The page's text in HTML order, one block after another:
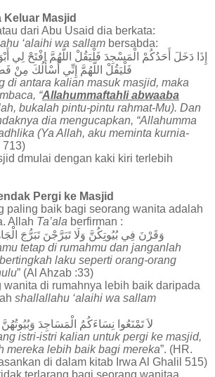
Keluar Masjid
dari Abu Usaid dia berkata:
‘alaihi wa sallam bersabda:
إِذَا دَخَلَ أَحَدُكُمْ الْمَسْجِدَ فَلْيَقُلْ اللَّهُمَّ افْتَحْ لِي
فَلْيَقُلْ اللَّهُمَّ إِنِّي أَسْأَلُكَ مِنْ
di antara kalian masuk masjid, maka
“Allahummaftahli abwaaba
bukalah pintu-pintu rahmat-Mu). Dan
dia mengucapkan, “Allahumma
(Ya Allah, aku meminta kurnia-
dmulai dengan kaki kiri terlebih
Pergi ke Masjid
paling baik bagi seorang wanita adalah
Allah Ta’ala berfirman :
وَقَرْنَ فِي بُيُوتِكُنَّ وَلَا تَبَرَّجْنَ تَبَرُّجَ
tetap di rumahmu dan janganlah
laku seperti orang-orang
” (Al Ahzab :33)
wanita di rumahnya lebih baik daripada
shallallahu ‘alaihi wa sallam
لاَ تَمْنَعُوا نِسَاءَكُمُ الْمَسَاجِدَ وَبُيُوتُهُنَّ
istri-istri kalian untuk pergi ke masjid,
mereka lebih baik bagi mereka”. (HR.
di dalam kitab Irwa Al Ghalil 515)